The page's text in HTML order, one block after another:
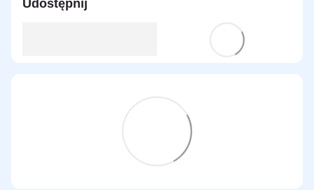
Udostępnij